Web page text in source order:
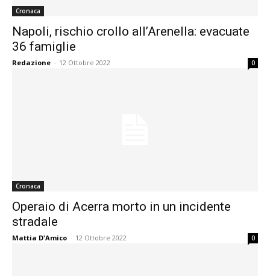
Cronaca
Napoli, rischio crollo all’Arenella: evacuate
36 famiglie
Redazione - 12 Ottobre 2022 0
Cronaca
Operaio di Acerra morto in un incidente
stradale
Mattia D'Amico - 12 Ottobre 2022 0